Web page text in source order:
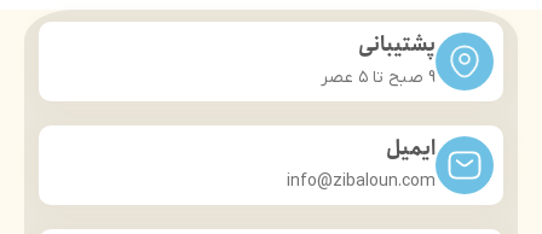
پشتیبانی
9 صبح تا ۵ عصر
ایمیل
info@zibaloun.com